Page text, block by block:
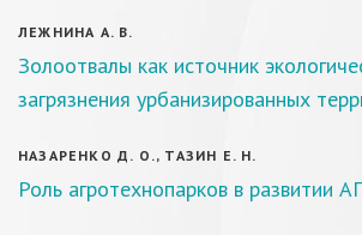
ЛЕЖНИНА А. В.
Золоотвалы как источник
загрязнения урбанизированных
НАЗАРЕНКО Д. О., ТАЗИН Е. Н.
Роль агротехнопарков в развитии